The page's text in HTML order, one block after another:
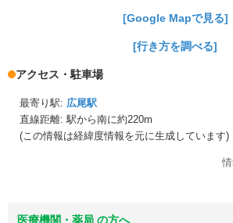
[Google Mapで見る]
[行き方を調べる]
アクセス・駐車場
最寄り駅: 広尾駅
直線距離: 駅から南に約220m
(この情報は経緯度情報を元に生成しています)
医療機関・薬局 の方へ